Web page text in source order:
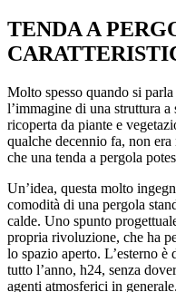
TENDA A
Molto spesso quando si
l’immagine di una struttura
ricoperta da piante e
qualche decennio fa, non era
che una tenda a pergola
Un’idea, questa molto
comodità di una pergola
calde. Uno spunto
propria rivoluzione, che ha
lo spazio aperto. L’esterno
tutto l’anno, h24, senza
agenti atmosferici in generale.